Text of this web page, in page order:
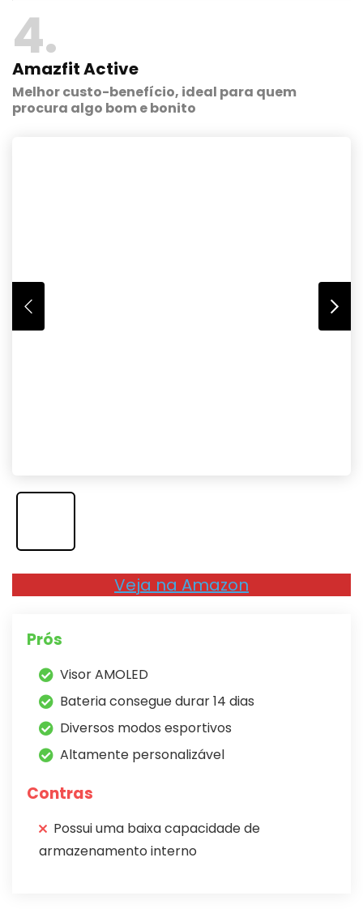
4
Amazfit Active
Melhor custo-benefício, ideal para quem
procura algo bom e bonito
Veja na Amazon
Prós
Visor AMOLED
Bateria consegue durar 14 dias
Diversos modos esportivos
Altamente personalizável
Contras
Possui uma baixa capacidade de
armazenamento interno